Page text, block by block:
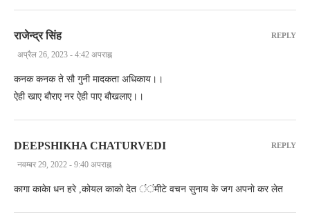
राजेन्द्र सिंह
अप्रैल 26, 2023 - 4:42 अपराह्न
कनक कनक ते सौ गुनी मादकता अधिकाय।।
ऐही खाए बौराए नर ऐही पाए बौखलाए।।
REPLY
DEEPSHIKHA CHATURVEDI
नवम्बर 29, 2022 - 9:40 अपराह्न
कागा काकेा धन हरे ,कोयल काकाे देत ंंंंमीटे वचन सुनाय के जग अपनाे कर लेत
REPLY